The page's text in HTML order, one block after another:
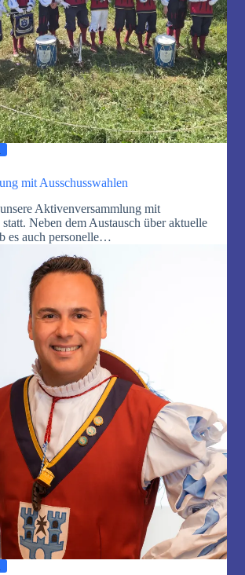
mit Ausschusswahlen
Aktivenversammlung mit
Neben dem Austausch über aktuelle
es auch personelle…